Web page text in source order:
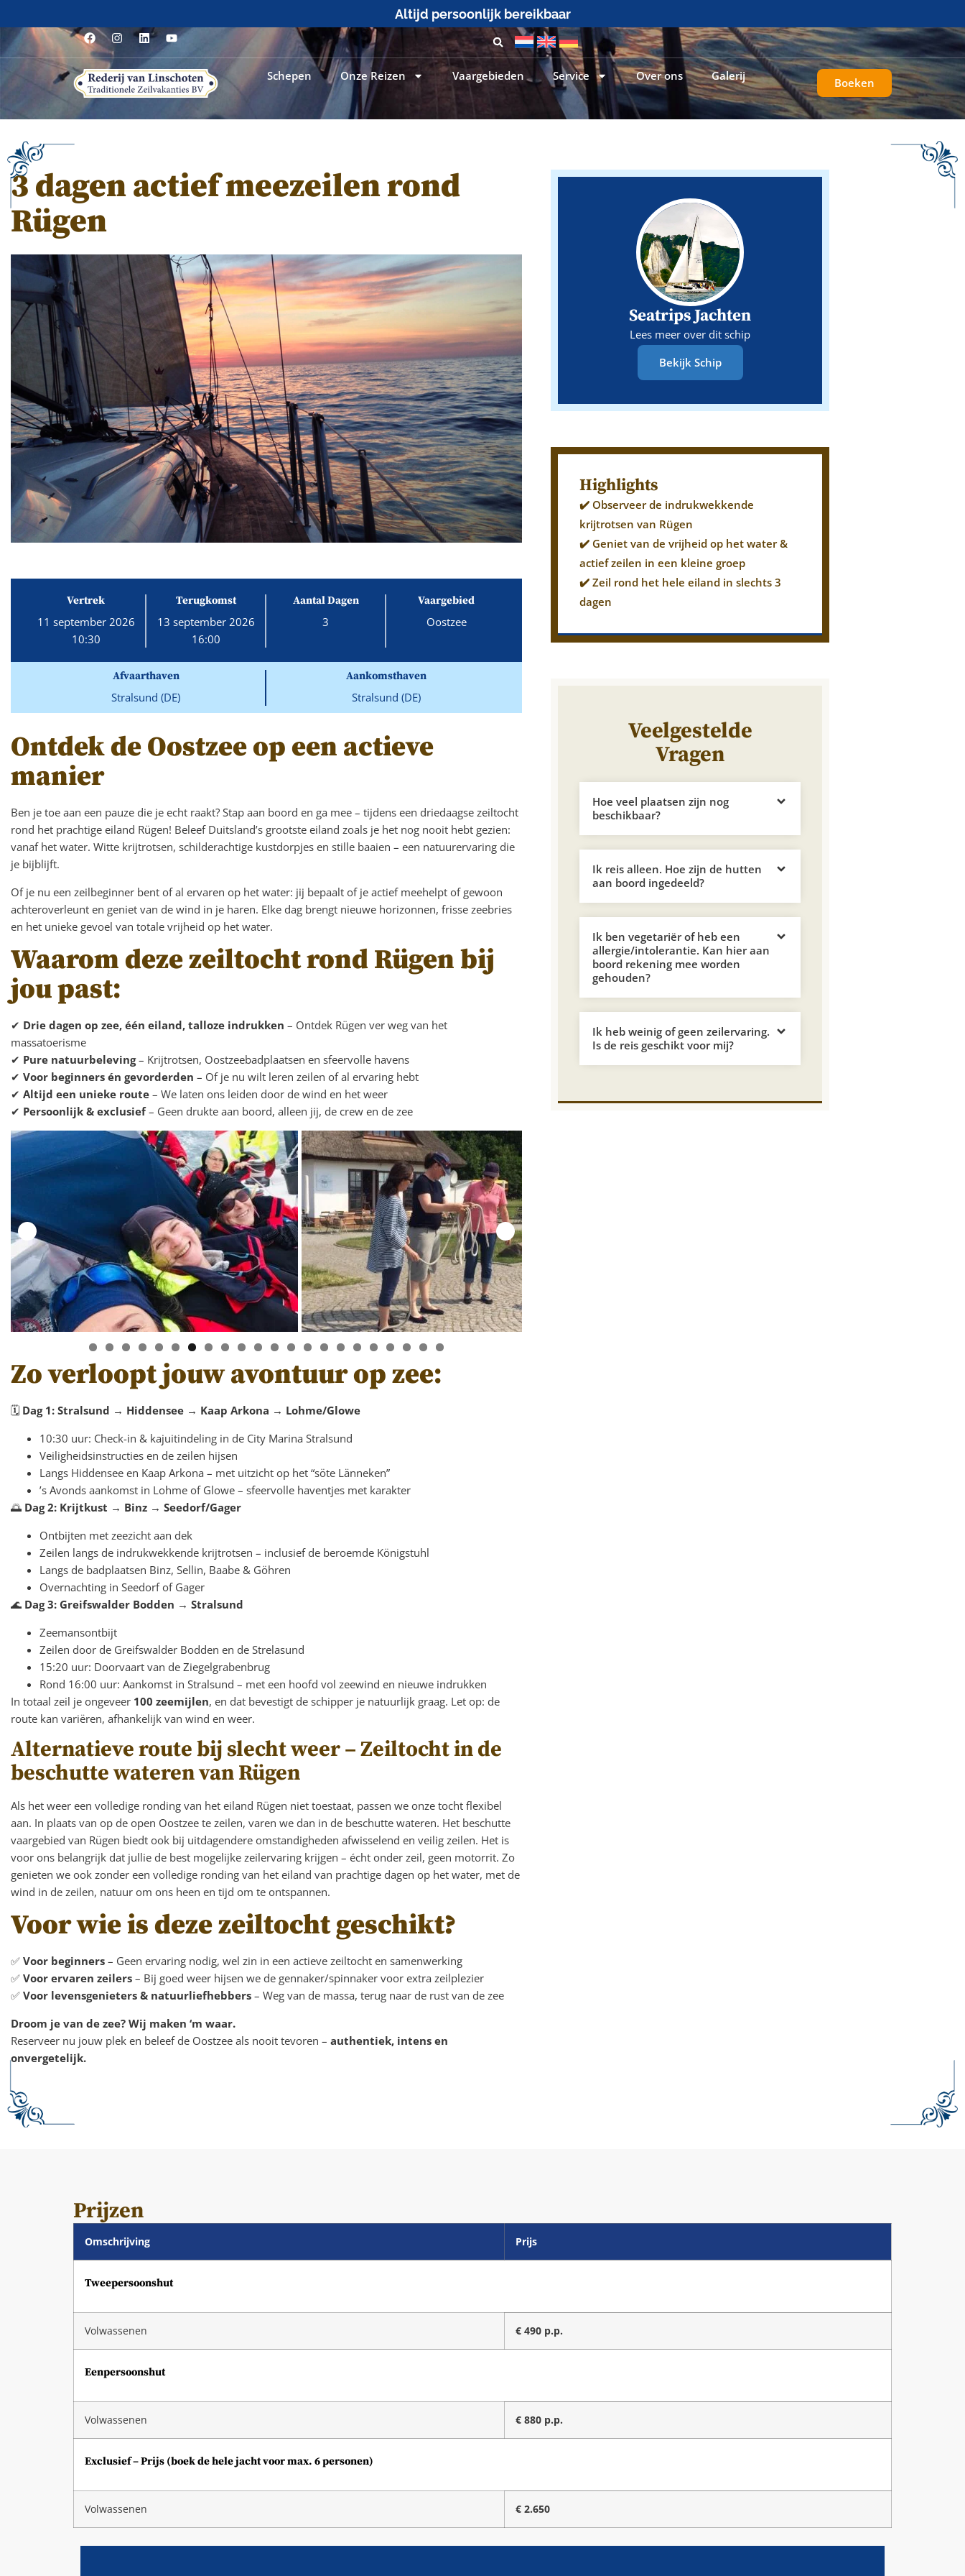
25+ jaar zeilervaring
Schepen Onze Reizen Vaargebieden Service Over ons Galerij Boeken
3 dagen actief meezeilen rond
Rügen
Vertrek
11 september 2026
10:30
Terugkomst
13 september 2026
16:00
Aantal Dagen
3
Vaargebied
Oostzee
Afvaarthaven
Stralsund (DE)
Aankomsthaven
Stralsund (DE)
Ontdek de Oostzee op een actieve
manier
Ben je toe aan een pauze die je echt raakt? Stap aan boord en ga mee – tijdens een driedaagse zeiltocht
rond het prachtige eiland Rügen! Beleef Duitsland’s grootste eiland zoals je het nog nooit hebt gezien:
vanaf het water. Witte krijtrotsen, schilderachtige kustdorpjes en stille baaien – een natuurervaring die
je bijblijft.
Of je nu een zeilbeginner bent of al ervaren op het water: jij bepaalt of je actief meehelpt of gewoon
achteroverleunt en geniet van de wind in je haren. Elke dag brengt nieuwe horizonnen, frisse zeebries
en het unieke gevoel van totale vrijheid op het water.
Waarom deze zeiltocht rond Rügen bij
jou past:
✔ Drie dagen op zee, één eiland, talloze indrukken – Ontdek Rügen ver weg van het
massatoerisme
✔ Pure natuurbeleving– Krijtrotsen, Oostzeebadplaatsen en sfeervolle havens
✔ Voor beginners én gevorderden – Of je nu wilt leren zeilen of al ervaring hebt
✔ Altijd een unieke route – We laten ons leiden door de wind en het weer
✔ Persoonlijk & exclusief– Geen drukte aan boord, alleen jij, de crew en de zee
Zo verloopt jouw avontuur op zee:
🗓 Dag 1: Stralsund → Hiddensee → Kaap Arkona → Lohme/Glowe
10:30 uur: Check-in & kajuitindeling in de City Marina Stralsund
Veiligheidsinstructies en de zeilen hijsen
Langs Hiddensee en Kaap Arkona – met uitzicht op het “söte Länneken”
’s Avonds aankomst in Lohme of Glowe – sfeervolle haventjes met karakter
🌅 Dag 2: Krijtkust → Binz → Seedorf/Gager
Ontbijten met zeezicht aan dek
Zeilen langs de indrukwekkende krijtrotsen – inclusief de beroemde Königstuhl
Langs de badplaatsen Binz, Sellin, Baabe & Göhren
Overnachting in Seedorf of Gager
🌊 Dag 3: Greifswalder Bodden → Stralsund
Zeemansontbijt
Zeilen door de Greifswalder Bodden en de Strelasund
15:20 uur: Doorvaart van de Ziegelgrabenbrug
Rond 16:00 uur: Aankomst in Stralsund – met een hoofd vol zeewind en nieuwe indrukken
In totaal zeil je ongeveer 100 zeemijlen, en dat bevestigt de schipper je natuurlijk graag. Let op: de
route kan variëren, afhankelijk van wind en weer.
Alternatieve route bij slecht weer – Zeiltocht in de
beschutte wateren van Rügen
Als het weer een volledige ronding van het eiland Rügen niet toestaat, passen we onze tocht flexibel
aan. In plaats van op de open Oostzee te zeilen, varen we dan in de beschutte wateren. Het beschutte
vaargebied van Rügen biedt ook bij uitdagendere omstandigheden afwisselend en veilig zeilen. Het is
voor ons belangrijk dat jullie de best mogelijke zeilervaring krijgen – écht onder zeil, geen motorrit. Zo
genieten we ook zonder een volledige ronding van het eiland van prachtige dagen op het water, met de
wind in de zeilen, natuur om ons heen en tijd om te ontspannen.
Voor wie is deze zeiltocht geschikt?
✅ Voor beginners – Geen ervaring nodig, wel zin in een actieve zeiltocht en samenwerking
✅ Voor ervaren zeilers – Bij goed weer hijsen we de gennaker/spinnaker voor extra zeilplezier
✅ Voor levensgenieters & natuurliefhebbers – Weg van de massa, terug naar de rust van de zee
Droom je van de zee? Wij maken ‘m waar.
Reserveer nu jouw plek en beleef de Oostzee als nooit tevoren – authentiek, intens en
onvergetelijk.
Seatrips Jachten
Lees meer over dit schip
Bekijk Schip
Highlights
✔️ Observeer de indrukwekkende
krijtrotsen van Rügen
✔️ Geniet van de vrijheid op het water &
actief zeilen in een kleine groep
✔️ Zeil rond het hele eiland in slechts 3
dagen
Veelgestelde
Vragen
Hoe veel plaatsen zijn nog
beschikbaar?
Ik reis alleen. Hoe zijn de hutten
aan boord ingedeeld?
Ik ben vegetariër of heb een
allergie/intolerantie. Kan hier aan
boord rekening mee worden
gehouden?
Ik heb weinig of geen zeilervaring.
Is de reis geschikt voor mij?
Prijzen
Omschrijving Prijs
Tweepersoonshut
Volwassenen € 490 p.p.
Eenpersoonshut
Volwassenen € 880 p.p.
Exclusief – Prijs (boek de hele jacht voor max. 6 personen)
Volwassenen € 2.650